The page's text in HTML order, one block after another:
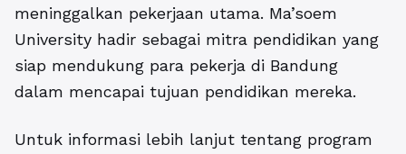
meninggalkan pekerjaan utama. Ma’soem
University hadir sebagai mitra pendidikan yang
siap mendukung para pekerja di Bandung
dalam mencapai tujuan pendidikan mereka.
Untuk informasi lebih lanjut tentang program